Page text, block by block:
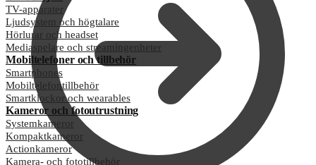
TV-apparater
Ljudsystem och högtalare
Hörlurar och headset
Mediaspelare och streamingenheter
Mobiltelefoner och tillbehör
Smartphones
Mobiltelefontillbehör
Smartklockor och wearables
Kameror och fotoutrustning
Systemkameror
Kompaktkameror
Actionkameror
Kamera- och fototillbehör